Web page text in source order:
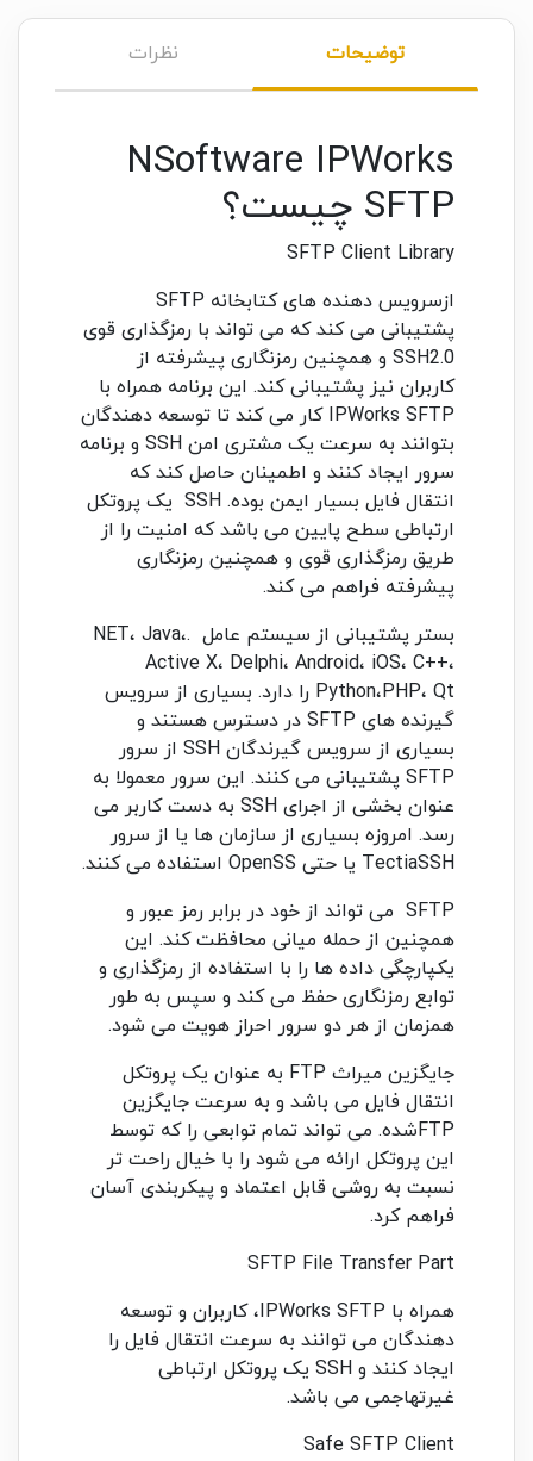
توضیحات نظرات
NSoftware IPWorks
SFTP چیست؟
SFTP Client Library
ازسرویس دهنده های کتابخانه SFTP
پشتیبانی می کند که می تواند با رمزگذاری قوی
SSH2.0 و همچنین رمزنگاری پیشرفته از
کاربران نیز پشتیبانی کند. این برنامه همراه با
IPWorks SFTP کار می کند تا توسعه دهندگان
بتوانند به سرعت یک مشتری امن SSH و برنامه
سرور ایجاد کنند و اطمینان حاصل کند که
انتقال فایل بسیار ایمن بوده. SSH یک پروتکل
ارتباطی سطح پایین می باشد که امنیت را از
طریق رمزگذاری قوی و همچنین رمزنگاری
پیشرفته فراهم می کند.
بستر پشتیبانی از سیستم عامل .NET، Java،
Active X، Delphi، Android، iOS، C++،
Python،PHP، Qt را دارد. بسیاری از سرویس
گیرنده های SFTP در دسترس هستند و
بسیاری از سرویس گیرندگان SSH از سرور
SFTP پشتیبانی می کنند. این سرور معمولا به
عنوان بخشی از اجرای SSH به دست کاربر می
رسد. امروزه بسیاری از سازمان ها یا از سرور
TectiaSSH یا حتی OpenSS استفاده می کنند.
SFTP می تواند از خود در برابر رمز عبور و
همچنین از حمله میانی محافظت کند. این
یکپارچگی داده ها را با استفاده از رمزگذاری و
توابع رمزنگاری حفظ می کند و سپس به طور
همزمان از هر دو سرور احراز هویت می شود.
جایگزین میراث FTP به عنوان یک پروتکل
انتقال فایل می باشد و به سرعت جایگزین
FTPشده. می تواند تمام توابعی را که توسط
این پروتکل ارائه می شود را با خیال راحت تر
نسبت به روشی قابل اعتماد و پیکربندی آسان
فراهم کرد.
SFTP File Transfer Part
همراه با IPWorks SFTP، کاربران و توسعه
دهندگان می توانند به سرعت انتقال فایل را
ایجاد کنند و SSH یک پروتکل ارتباطی
غیرتهاجمی می باشد.
Safe SFTP Client